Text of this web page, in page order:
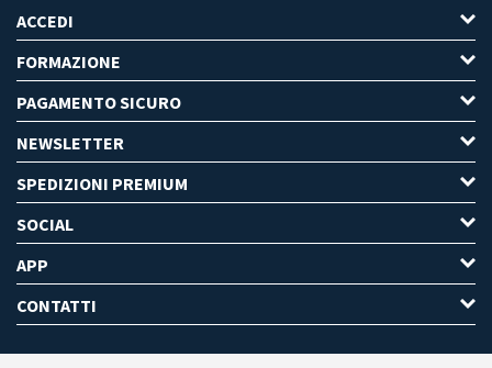
ACCEDI
FORMAZIONE
PAGAMENTO SICURO
NEWSLETTER
SPEDIZIONI PREMIUM
SOCIAL
APP
CONTATTI